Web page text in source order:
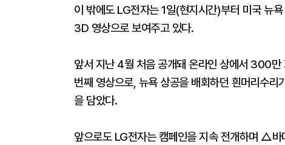
이 밖에도 LG전자는 1일(현지시간)부터 미국 뉴
3D 영상으로 보여주고 있다.
앞서 지난 4월 처음 공개돼 온라인 상에서 300만
번째 영상으로, 뉴욕 상공을 배회하던 흰머리수
을 담았다.
앞으로도 LG전자는 캠페인을 지속 전개하며 △